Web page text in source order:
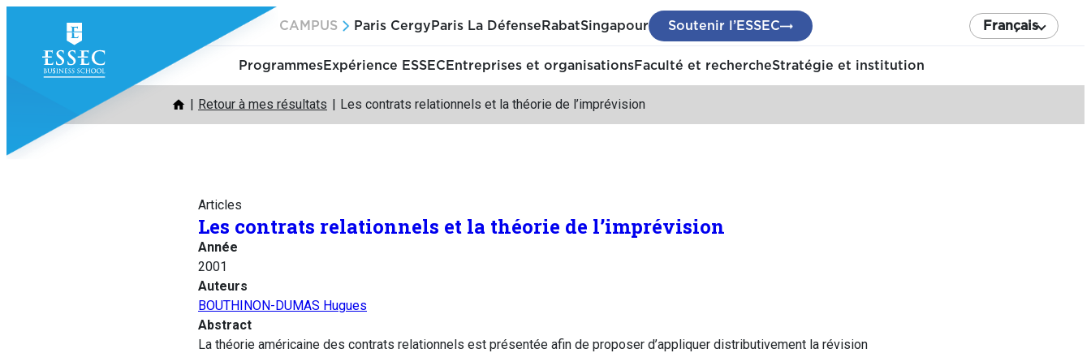
contenu
CAMPUS Paris Cergy Paris La Défense RabatSingapour Soutenir l’ESSEC Français
ProgrammesExpérience ESSEC Entreprises et organisationsFaculté et rechercheStratégie et institution
Retour à mes résultats Les contrats relationnels et la théorie de l’imprévision
Articles
Les contrats relationnels et la théorie de l’imprévision
Année
2001
Auteurs
BOUTHINON-DUMAS Hugues
Abstract
La théorie américaine des contrats relationnels est présentée afin de proposer d’appliquer distributivement la révision